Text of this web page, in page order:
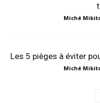
Miché
Les 5 pièges à éviter
Miché